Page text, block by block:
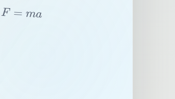
F =ma